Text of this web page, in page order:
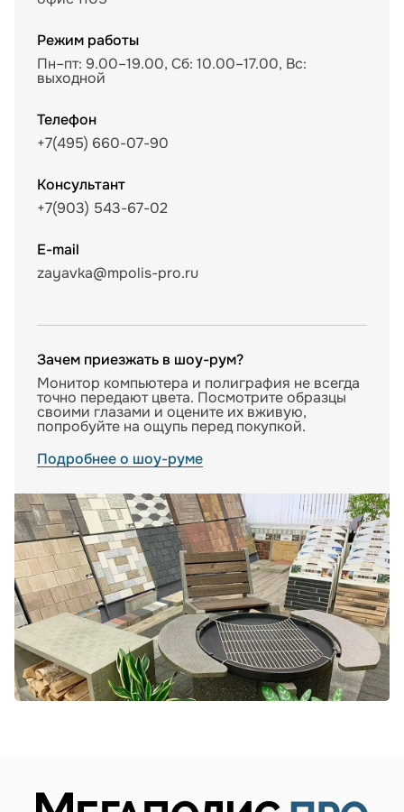
Режим работы
Пн–пт: 9.00–19.00, Сб: 10.00–17.00, Вс:
выходной
Телефон
+7(495) 660-07-90
Консультант
+7(903) 543-67-02
E-mail
zayavka@mpolis-pro.ru
Зачем приезжать в шоу-рум?
Монитор компьютера и полиграфия не всегда
точно передают цвета. Посмотрите образцы
своими глазами и оцените их вживую,
попробуйте на ощупь перед покупкой.
Подробнее о шоу-руме